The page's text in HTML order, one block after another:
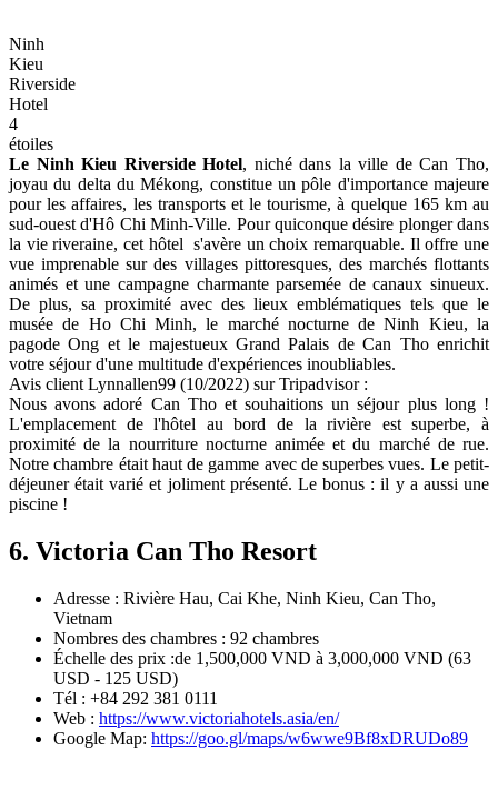
Ninh
Kieu
Riverside
Hotel
4
étoiles
Le Ninh Kieu Riverside Hotel, niché dans la ville de Can Tho,
joyau du delta du Mékong, constitue un pôle d'importance majeure
pour les affaires, les transports et le tourisme, à quelque 165 km au
sud-ouest d'Hô Chi Minh-Ville. Pour quiconque désire plonger dans
la vie riveraine, cet hôtel s'avère un choix remarquable. Il offre une
vue imprenable sur des villages pittoresques, des marchés flottants
animés et une campagne charmante parsemée de canaux sinueux.
De plus, sa proximité avec des lieux emblématiques tels que le
musée de Ho Chi Minh, le marché nocturne de Ninh Kieu, la
pagode Ong et le majestueux Grand Palais de Can Tho enrichit
votre séjour d'une multitude d'expériences inoubliables.
Avis client Lynnallen99 (10/2022) sur Tripadvisor :
Nous avons adoré Can Tho et souhaitions un séjour plus long !
L'emplacement de l'hôtel au bord de la rivière est superbe, à
proximité de la nourriture nocturne animée et du marché de rue.
Notre chambre était haut de gamme avec de superbes vues. Le petit-
déjeuner était varié et joliment présenté. Le bonus : il y a aussi une
piscine !
6. Victoria Can Tho Resort
Adresse : Rivière Hau, Cai Khe, Ninh Kieu, Can Tho,
Vietnam
Nombres des chambres : 92 chambres
Échelle des prix :de 1,500,000 VND à 3,000,000 VND (63
USD - 125 USD)
Tél : +84 292 381 0111
Web : https://www.victoriahotels.asia/en/
Google Map: https://goo.gl/maps/w6wwe9Bf8xDRUDo89